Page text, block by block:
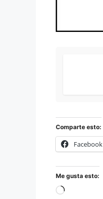
Comparte esto:
Facebook
Me gusta esto: